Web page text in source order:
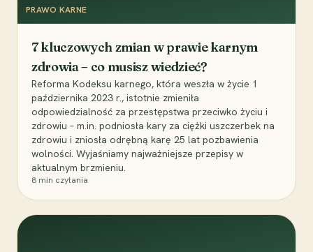
PRAWO KARNE
7 kluczowych zmian w prawie karnym
zdrowia – co musisz wiedzieć?
Reforma Kodeksu karnego, która weszła w życie 1
października 2023 r., istotnie zmieniła
odpowiedzialność za przestępstwa przeciwko życiu i
zdrowiu – m.in. podniosła kary za ciężki uszczerbek na
zdrowiu i zniosła odrębną karę 25 lat pozbawienia
wolności. Wyjaśniamy najważniejsze przepisy w
aktualnym brzmieniu.
8 min czytania